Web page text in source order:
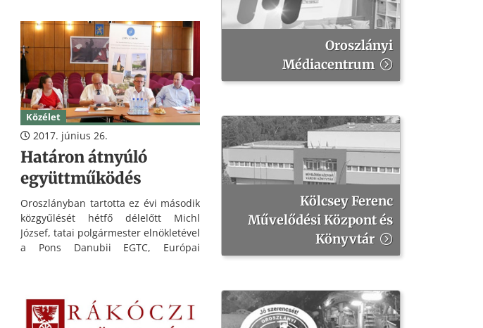
körmenetre.
Közélet
2017. június 26.
Határon átnyúló
együttműködés
Oroszlányban tartotta ez évi második
közgyűlését hétfő délelőtt Michl
József, tatai polgármester elnökletével
a Pons Danubii EGTC, Európai
Oroszlány és Komárom is tagja.
Oroszlányi
Médiacentrum
Kölcsey Ferenc
Művelődési Központ és
Könyvtár